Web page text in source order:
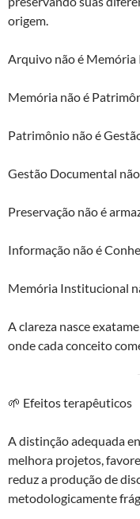
origem.
Arquivo não é Memória
Memória não é
Patrimônio não é
Gestão Documental
Preservação não é
Informação não é
Memória Institucional
A clareza nasce
onde cada conceito
🌱 Efeitos terapêuticos
A distinção adequada
melhora projetos,
reduz a produção de
metodologicamente